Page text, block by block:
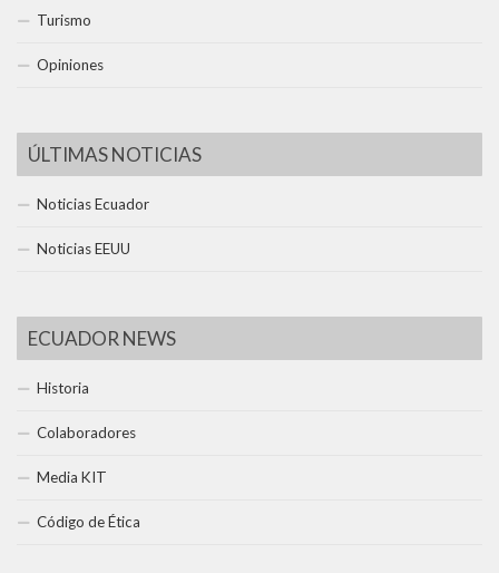
Turismo
Opiniones
ÚLTIMAS NOTICIAS
Noticias Ecuador
Noticias EEUU
ECUADOR NEWS
Historia
Colaboradores
Media KIT
Código de Ética